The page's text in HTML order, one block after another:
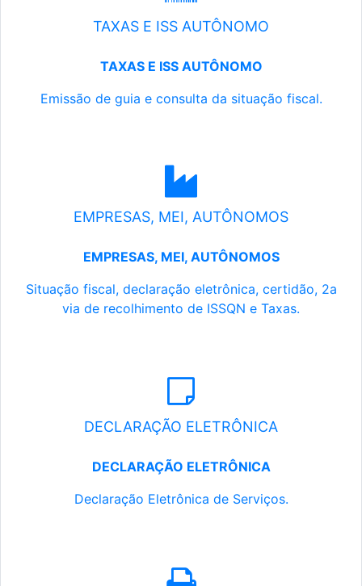
TAXAS E ISS AUTÔNOMO
TAXAS E ISS AUTÔNOMO
Emissão de guia e consulta da situação fiscal.
EMPRESAS, MEI, AUTÔNOMOS
EMPRESAS, MEI, AUTÔNOMOS
Situação fiscal, declaração eletrônica, certidão, 2a
via de recolhimento de ISSQN e Taxas.
DECLARAÇÃO ELETRÔNICA
DECLARAÇÃO ELETRÔNICA
Declaração Eletrônica de Serviços.